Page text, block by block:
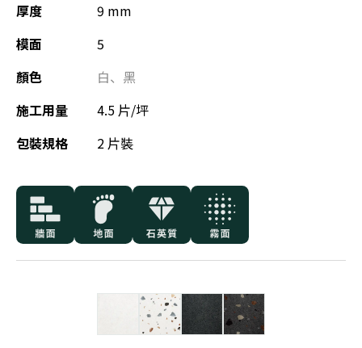
厚度
9 mm
模面
5
顏色
白、 黑
施工用量
4.5 片/坪
包裝規格
2 片裝